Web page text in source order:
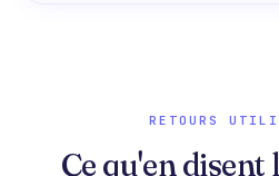
RETOURS
Ce qu'en disent